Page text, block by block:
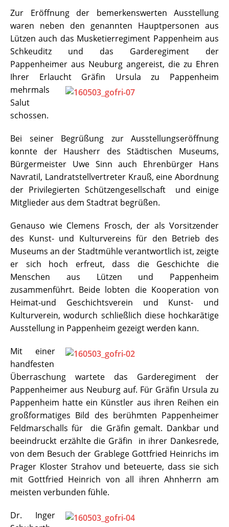
Zur Eröffnung der bemerkenswerten Ausstellung
waren neben den genannten Hauptpersonen aus
Lützen auch das Musketierregiment Pappenheim aus
Schkeuditz und das Garderegiment der
Pappenheimer aus Neuburg angereist, die zu Ehren
Ihrer Erlaucht Gräfin Ursula zu Pappenheim
mehrmals
Salut
schossen.
Bei seiner Begrüßung zur Ausstellungseröffnung
konnte der Hausherr des Städtischen Museums,
Bürgermeister Uwe Sinn auch Ehrenbürger Hans
Navratil, Landratstellvertreter Krauß, eine Abordnung
der Privilegierten Schützengesellschaft und einige
Mitglieder aus dem Stadtrat begrüßen.
Genauso wie Clemens Frosch, der als Vorsitzender
des Kunst- und Kulturvereins für den Betrieb des
Museums an der Stadtmühle verantwortlich ist, zeigte
er sich hoch erfreut, dass die Geschichte die
Menschen aus Lützen und Pappenheim
zusammenführt. Beide lobten die Kooperation von
Heimat-und Geschichtsverein und Kunst- und
Kulturverein, wodurch schließlich diese hochkarätige
Ausstellung in Pappenheim gezeigt werden kann.
Mit einer
handfesten
Überraschung wartete das Garderegiment der
Pappenheimer aus Neuburg auf. Für Gräfin Ursula zu
Pappenheim hatte ein Künstler aus ihren Reihen ein
großformatiges Bild des berühmten Pappenheimer
Feldmarschalls für die Gräfin gemalt. Dankbar und
beeindruckt erzählte die Gräfin in ihrer Dankesrede,
von dem Besuch der Grablege Gottfried Heinrichs im
Prager Kloster Strahov und beteuerte, dass sie sich
mit Gottfried Heinrich von all ihren Ahnherrn am
meisten verbunden fühle.
Dr. Inger